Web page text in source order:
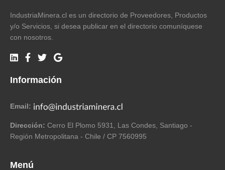
IndustriaMinera.cl es un directorio de Proveedores, Productos
y/o Servicios, si desea publicar en el directorio comuníquese
con nosotros.
Información
Email:
Dirección: Cerro El Plomo 5931, Las Condes, Santiago -
Región Metropolitana - Chile / CP 7560995
Menú